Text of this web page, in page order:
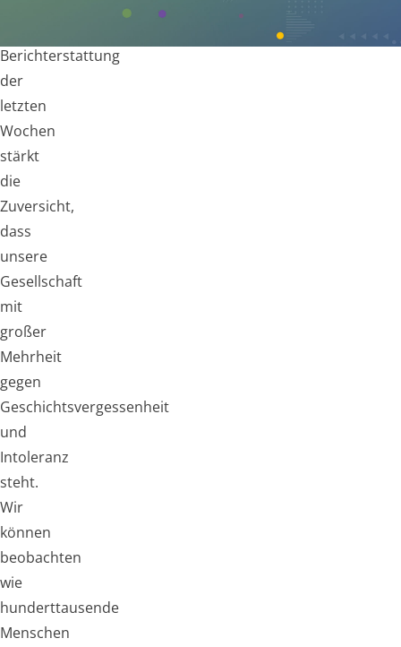
Berichterstattung
der
letzten
Wochen
stärkt
die
Zuversicht,
dass
unsere
Gesellschaft
mit
großer
Mehrheit
gegen
Geschichtsvergessenheit
und
Intoleranz
steht.
Wir
können
beobachten
wie
hunderttausende
Menschen